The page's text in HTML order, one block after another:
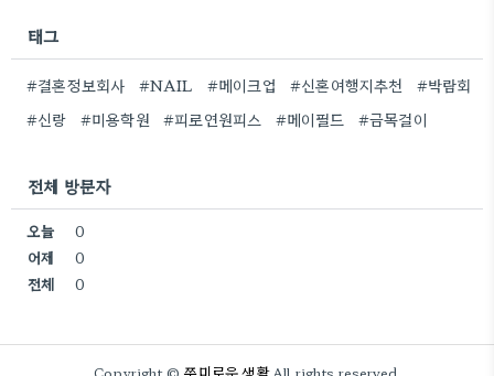
태그
#결혼정보회사 #NAIL #메이크업 #신혼여행지추천
#박람회
#신랑
#미용학원 #피로연원피스 #메이필드 #금목걸이
전체 방문자
오늘
0
어제
0
전체
0
Copyright © All rights reserved.